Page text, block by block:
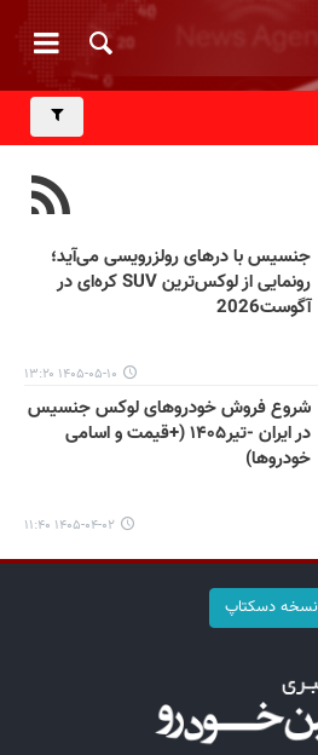
جنسیس با درهای رولزرویسی می‌آید؛
رونمایی از لوکس‌ترین SUV کره‌ای در
آگوست2026
۱۴۰۵-۰۵-۱۰ ۱۳:۲۰
شروع فروش خودروهای لوکس جنسیس
در ایران -تیر۱۴۰۵ (+قیمت و اسامی
خودروها)
۱۴۰۵-۰۴-۰۲ ۱۱:۴۰
نسخه دسکتاپ